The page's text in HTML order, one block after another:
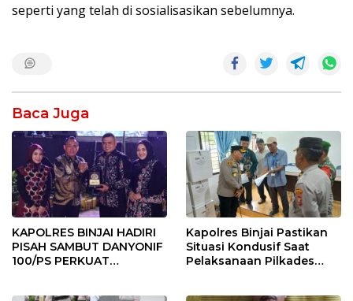
seperti yang telah di sosialisasikan sebelumnya.
Baca Juga
KAPOLRES BINJAI HADIRI
PISAH SAMBUT DANYONIF
100/PS PERKUAT
Kapolres Binjai Pastikan
Situasi Kondusif Saat
Pelaksanaan Pilkades